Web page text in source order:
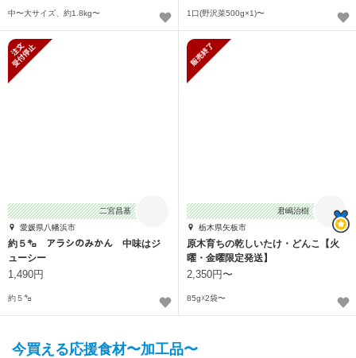
中〜大サイズ、約1.8kg〜 1口(野沢菜500g×1)〜
二宮昌基
愛媛県八幡浜市
約５㌔ アラシのみかん 中味はジ
ューシー
1,490円
約５㌔
君嶋治樹
栃木県矢板市
原木育ちの乾しいたけ・どんこ【火
曜・金曜限定発送】
2,350円〜
85g☓2袋〜
今買える応援食材〜加工品〜